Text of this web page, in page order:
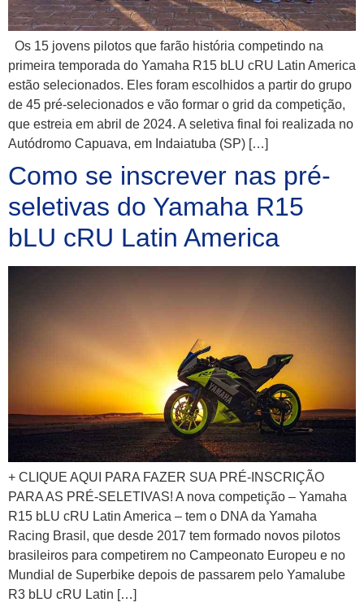
Os 15 jovens pilotos que farão história competindo na
primeira temporada do Yamaha R15 bLU cRU Latin America
estão selecionados. Eles foram escolhidos a partir do grupo
de 45 pré-selecionados e vão formar o grid da competição,
que estreia em abril de 2024. A seletiva final foi realizada no
Autódromo Capuava, em Indaiatuba (SP) […]
Como se inscrever nas pré-
seletivas do Yamaha R15
bLU cRU Latin America
+ CLIQUE AQUI PARA FAZER SUA PRÉ-INSCRIÇÃO
PARA AS PRÉ-SELETIVAS! A nova competição – Yamaha
R15 bLU cRU Latin America – tem o DNA da Yamaha
Racing Brasil, que desde 2017 tem formado novos pilotos
brasileiros para competirem no Campeonato Europeu e no
Mundial de Superbike depois de passarem pelo Yamalube
R3 bLU cRU Latin […]